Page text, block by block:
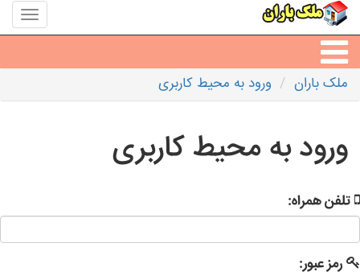
منوی
باران
مشاورین املاک
مشاور املاک شهرها
ملک باران ورود به محیط کاربری
ورود به محیط کاربری
تلفن همراه:
رمز عبور: